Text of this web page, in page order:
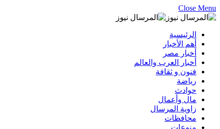
Close Menu
الرئيسية
أهم الأخبار
أخبار مصر
أخبار العرب والعالم
فنون و ثقافة
رياضة
حوادث
مال وأعمال
زاوية المرسال
محافظات
منوعات